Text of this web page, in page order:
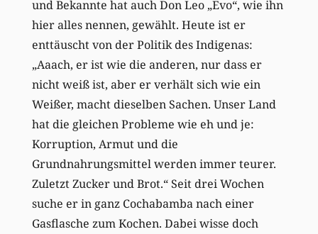
und Bekannte hat auch Don Leo „Evo“, wie ihn
hier alles nennen, gewählt. Heute ist er
enttäuscht von der Politik des Indigenas:
„Aaach, er ist wie die anderen, nur dass er
nicht weiß ist, aber er verhält sich wie ein
Weißer, macht dieselben Sachen. Unser Land
hat die gleichen Probleme wie eh und je:
Korruption, Armut und die
Grundnahrungsmittel werden immer teurer.
Zuletzt Zucker und Brot.“ Seit drei Wochen
suche er in ganz Cochabamba nach einer
Gasflasche zum Kochen. Dabei wisse doch